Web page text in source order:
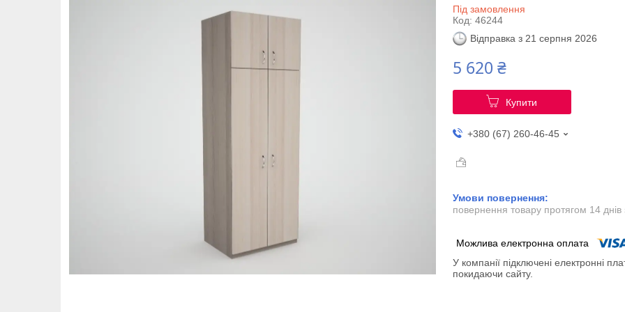
Під замовлення
Код: 46244
Відправка з 21 серпня 2026
5 620 ₴
Купити
+380 (67) 260-46-45
повернення товару протягом 14 днів
У компанії підключені електронні
покидаючи сайту.